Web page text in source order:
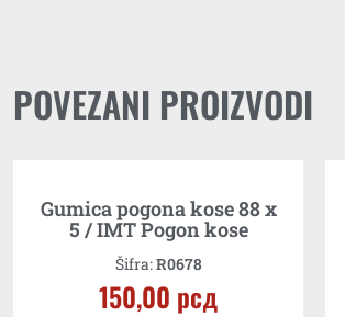
POVEZANI PROIZVODI
Gumica pogona kose 88 x
5 / IMT Pogon kose
Šifra:R0678
150,00 рсд